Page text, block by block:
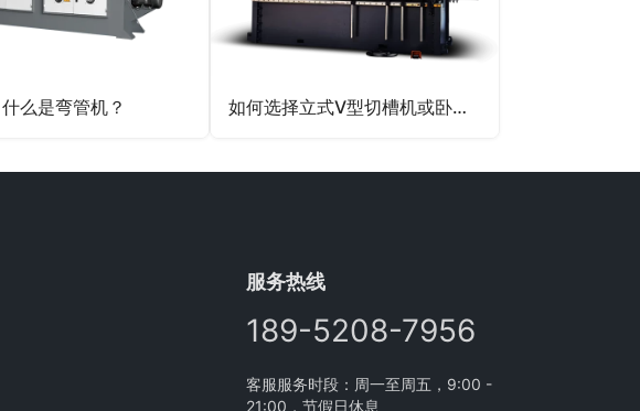
什么是弯管机？ 如何选择立式V型切槽机或卧式V型切槽机？
服务热线
189-5208-7956
客服服务时段：周一至周五，9:00 -
21:00，节假日休息